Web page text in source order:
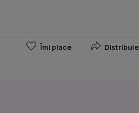
Îmi place Distribuie